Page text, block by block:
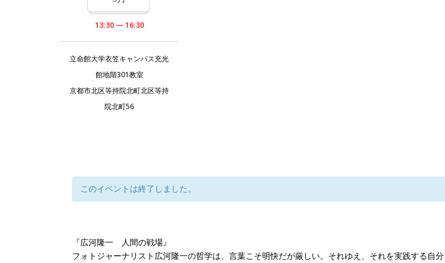
13:30 — 16:30
立命館大学衣笠キャンパス充光
館地階301教室
京都市北区等持院北町北区等持
院北町56
このイベントは終了しました。
『広河隆一 人間の戦場』
フォトジャーナリスト広河隆一の哲学は、言葉こそ明快だが厳しい。それゆえ、それを実践する自